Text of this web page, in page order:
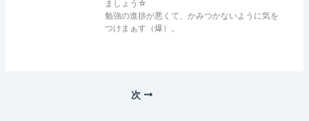
ましょう☆
勉強の進捗が悪くて、かみつかないように気を
つけまぁす（爆）。
次